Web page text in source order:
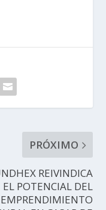
PRÓXIMO
REIVINDICA
EL POTENCIAL DEL
EMPRENDIMIENTO